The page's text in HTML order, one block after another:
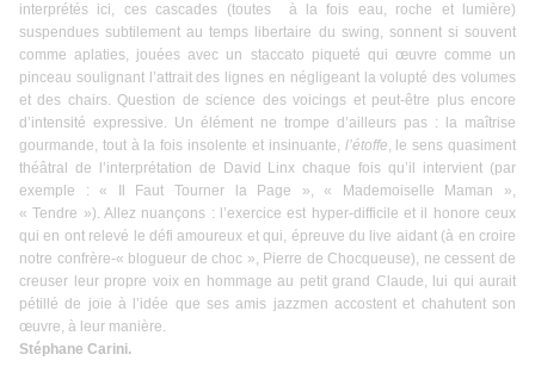
interprétés ici, ces cascades (toutes
à la fois eau, roche et lumière)
suspendues subtilement au temps libertaire du swing, sonnent si souvent
comme aplaties, jouées avec un staccato piqueté qui œuvre comme un
pinceau soulignant l’attrait des lignes en négligeant la volupté des volumes
et des chairs. Question de science des voicings et peut-être plus encore
d’intensité expressive. Un élément ne trompe d’ailleurs pas : la maîtrise
gourmande, tout à la fois insolente et insinuante, l’étoffe, le sens quasiment
théâtral de l’interprétation de David Linx chaque fois qu’il intervient (par
exemple : « Il Faut Tourner la Page », « Mademoiselle Maman »,
« Tendre »). Allez nuançons : l’exercice est hyper-difficile et il honore ceux
qui en ont relevé le défi amoureux et qui, épreuve du live aidant (à en croire
notre confrère-« blogueur de choc », Pierre de Chocqueuse), ne cessent de
creuser leur propre voix en hommage au petit grand Claude, lui qui aurait
pétillé de joie à l’idée que ses amis jazzmen accostent et chahutent son
œuvre, à leur manière.
Stéphane Carini.